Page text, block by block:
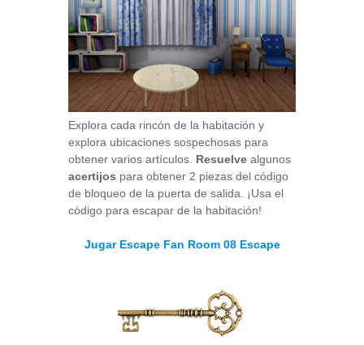
Explora cada rincón de la habitación y
explora ubicaciones sospechosas para
obtener varios artículos. Resuelve algunos
acertijos para obtener 2 piezas del código
de bloqueo de la puerta de salida. ¡Usa el
código para escapar de la habitación!
Jugar Escape Fan Room 08 Escape